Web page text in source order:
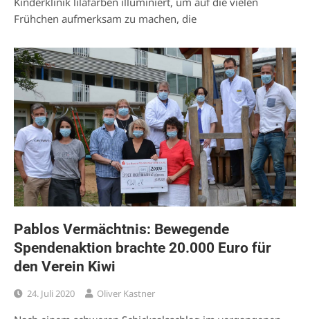
Frühchen aufmerksam zu machen, die
Pablos Vermächtnis: Bewegende
Spendenaktion brachte 20.000 Euro für
den Verein Kiwi
24. Juli 2020 Oliver Kastner